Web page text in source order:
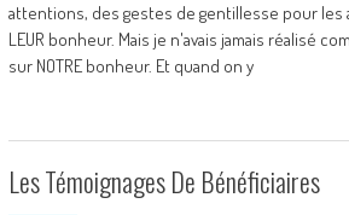
attentions, des gestes de gentillesse pour les
LEUR bonheur. Mais je n'avais jamais réalisé
sur NOTRE bonheur. Et quand on y
Les Témoignages De Bénéficiaires